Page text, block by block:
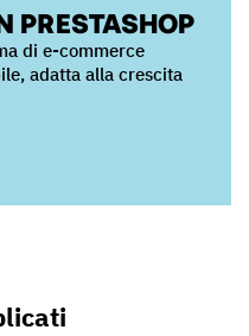
PRESTASHOP
di e-commerce
adatta alla crescita